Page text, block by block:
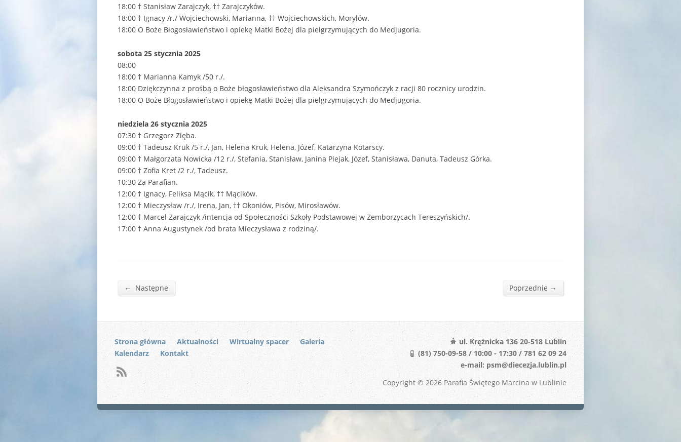
18:00 † Stanisław Zarajczyk, †† Zarajczyków.
18:00 † Ignacy /r./ Wojciechowski, Marianna, †† Wojciechowskich, Morylów.
18:00 O Boże Błogosławieństwo i opiekę Matki Bożej dla pielgrzymujących do Medjugoria.
sobota 25 stycznia 2025
08:00
18:00 † Marianna Kamyk /50 r./.
18:00 Dziękczynna z prośbą o Boże błogosławieństwo dla Aleksandra Szymończyk z racji 80 rocznicy urodzin.
18:00 O Boże Błogosławieństwo i opiekę Matki Bożej dla pielgrzymujących do Medjugoria.
niedziela 26 stycznia 2025
07:30 † Grzegorz Zięba.
09:00 † Tadeusz Kruk /5 r./, Jan, Helena Kruk, Helena, Józef, Katarzyna Kotarscy.
09:00 † Małgorzata Nowicka /12 r./, Stefania, Stanisław, Janina Piejak, Józef, Stanisława, Danuta, Tadeusz Górka.
09:00 † Zofia Kret /2 r./, Tadeusz.
10:30 Za Parafian.
12:00 † Ignacy, Feliksa Mącik, †† Mącików.
12:00 † Mieczysław /r./, Irena, Jan, †† Okoniów, Pisów, Mirosławów.
12:00 † Marcel Zarajczyk /intencja od Społeczności Szkoły Podstawowej w Zemborzycach Tereszyńskich/.
17:00 † Anna Augustynek /od brata Mieczysława z rodziną/.
← Następne Poprzednie →
Strona główna Aktualności Wirtualny spacer
Galeria
Kalendarz
Kontakt
ul. Krężnicka 136 20-518 Lublin
(81) 750-09-58 / 10:00 - 17:30 / 781 62 09 24
e-mail: psm@diecezja.lublin.pl
Copyright © 2026 Parafia Świętego Marcina w Lublinie